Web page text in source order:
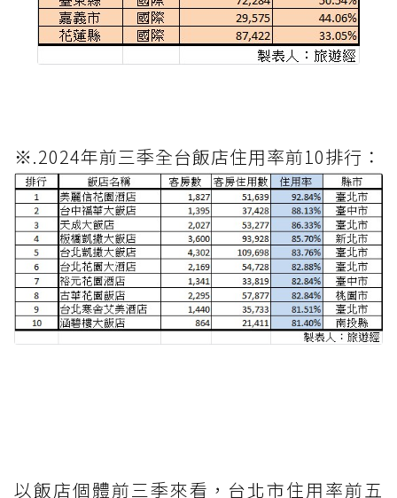
※.2024年前三季全台飯店住用率前10排行：
以飯店個體前三季來看，台北市住用率前五